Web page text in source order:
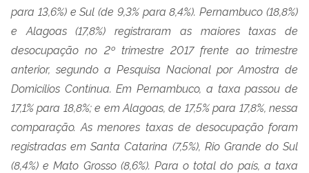
para 13,6%) e Sul (de 9,3% para 8,4%). Pernambuco (18,8%)
e Alagoas (17,8%) registraram as maiores taxas de
desocupação no 2º trimestre 2017 frente ao trimestre
anterior, segundo a Pesquisa Nacional por Amostra de
Domicílios Contínua. Em Pernambuco, a taxa passou de
17,1% para 18,8%; e em Alagoas, de 17,5% para 17,8%, nessa
comparação. As menores taxas de desocupação foram
registradas em Santa Catarina (7,5%), Rio Grande do Sul
(8,4%) e Mato Grosso (8,6%). Para o total do país, a taxa